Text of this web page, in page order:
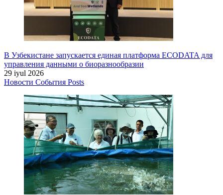
В Узбекистане запускается единая платформа ECODATA для
управления данными о биоразнообразии
29 iyul 2026
Новости События Posts